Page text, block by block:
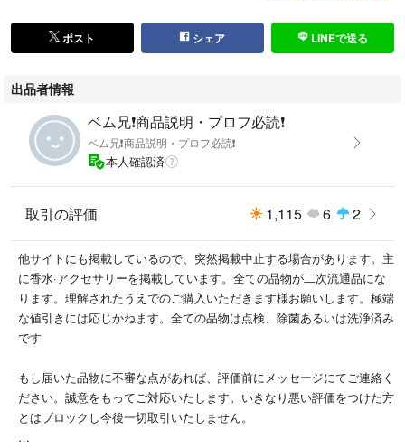
ポスト シェア LINEで送る
出品者情報
ベム兄❗商品説明・プロフ必読❗
ベム兄❗商品説明・プロフ必読❗
本人確認済
取引の評価 1,115 6 2
他サイトにも掲載しているので、突然掲載中止する場合があります。主
に香水·アクセサリーを掲載しています。全ての品物が二次流通品にな
ります。理解されたうえでのご購入いただきます様お願いします。極端
な値引きには応じかねます。全ての品物は点検、除菌あるいは洗浄済み
です
もし届いた品物に不審な点があれば、評価前にメッセージにてご連絡く
ださい。誠意をもってご対応いたします。いきなり悪い評価をつけた方
とはブロックし今後一切取引いたしません。